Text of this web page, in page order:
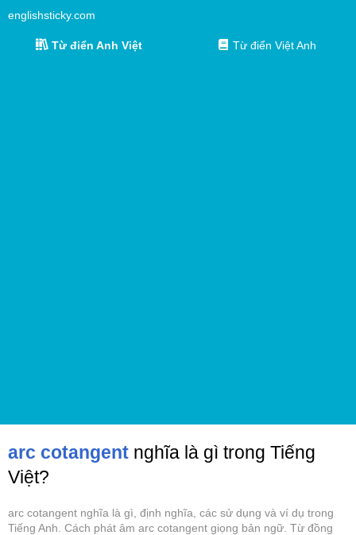
englishsticky.com
Từ điển Anh Việt Từ điển Việt Anh
arc cotangent nghĩa là gì trong Tiếng
Việt?
arc cotangent nghĩa là gì, định nghĩa, các sử dụng và ví dụ trong
Tiếng Anh. Cách phát âm arc cotangent giọng bản ngữ. Từ đồng